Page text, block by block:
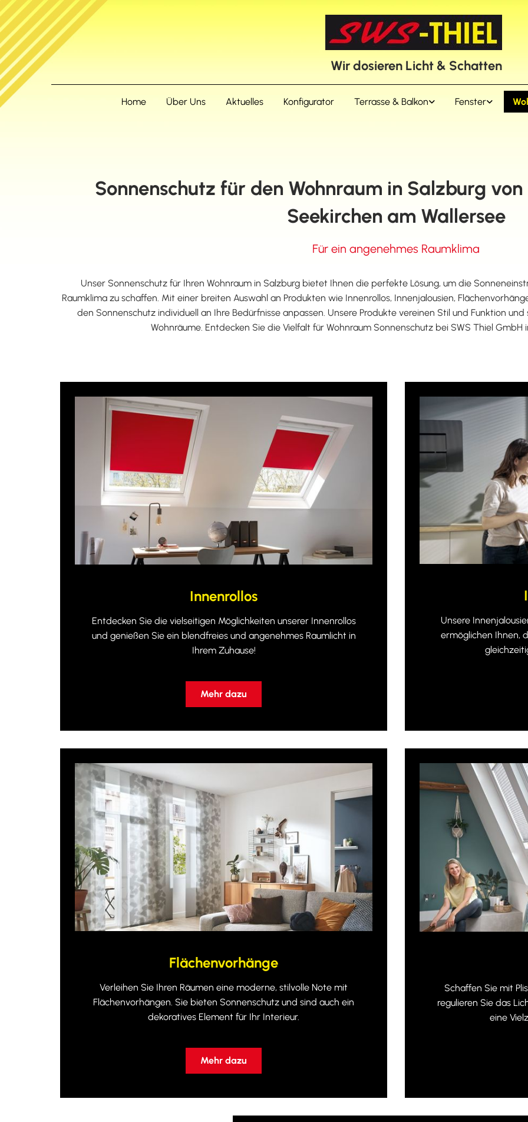
Wir dosieren Licht & Schatten
Home Über Uns Aktuelles Konfigurator Terrasse & Balkon Fenster
Sonnenschutz für den Wohnraum in Salzburg von
Seekirchen am Wallersee
Für ein angenehmes Raumklima
Unser Sonnenschutz für Ihren Wohnraum in Salzburg bietet Ihnen die perfekte Lösung, um die
Raumklima zu schaffen. Mit einer breiten Auswahl an Produkten wie Innenrollos, Innenjalousien,
den Sonnenschutz individuell an Ihre Bedürfnisse anpassen. Unsere Produkte vereinen Stil und Funktion
Wohnräume. Entdecken Sie die Vielfalt für Wohnraum Sonnenschutz bei SWS Thiel GmbH
Innenrollos
Entdecken Sie die vielseitigen Möglichkeiten unserer Innenrollos
und genießen Sie ein blendfreies und angenehmes Raumlicht in
Ihrem Zuhause!
Mehr dazu
Unsere
ermöglichen Ihnen,
Flächenvorhänge
Verleihen Sie Ihren Räumen eine moderne, stilvolle Note mit
Flächenvorhängen. Sie bieten Sonnenschutz und sind auch ein
dekoratives Element für Ihr Interieur.
Mehr dazu
Schaffen Sie mit
regulieren Sie das
eine